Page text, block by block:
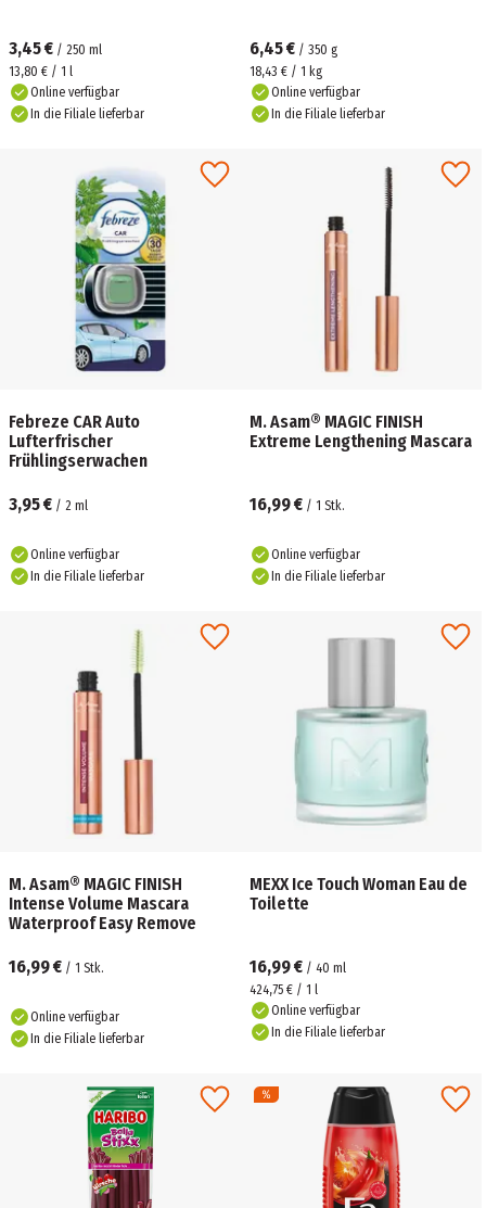
3,45 € / 250 ml
13,80 € / 1 l
Online verfügbar
In die Filiale lieferbar
6,45 € / 350 g
18,43 € / 1 kg
Online verfügbar
In die Filiale lieferbar
Febreze CAR Auto
Lufterfrischer
Frühlingserwachen
3,95 € / 2 ml
Online verfügbar
In die Filiale lieferbar
M. Asam® MAGIC FINISH
Extreme Lengthening Mascara
16,99 € / 1 Stk.
Online verfügbar
In die Filiale lieferbar
M. Asam® MAGIC FINISH
Intense Volume Mascara
Waterproof Easy Remove
16,99 € / 1 Stk.
Online verfügbar
In die Filiale lieferbar
MEXX Ice Touch Woman Eau de
Toilette
16,99 € / 40 ml
424,75 € / 1 l
Online verfügbar
In die Filiale lieferbar